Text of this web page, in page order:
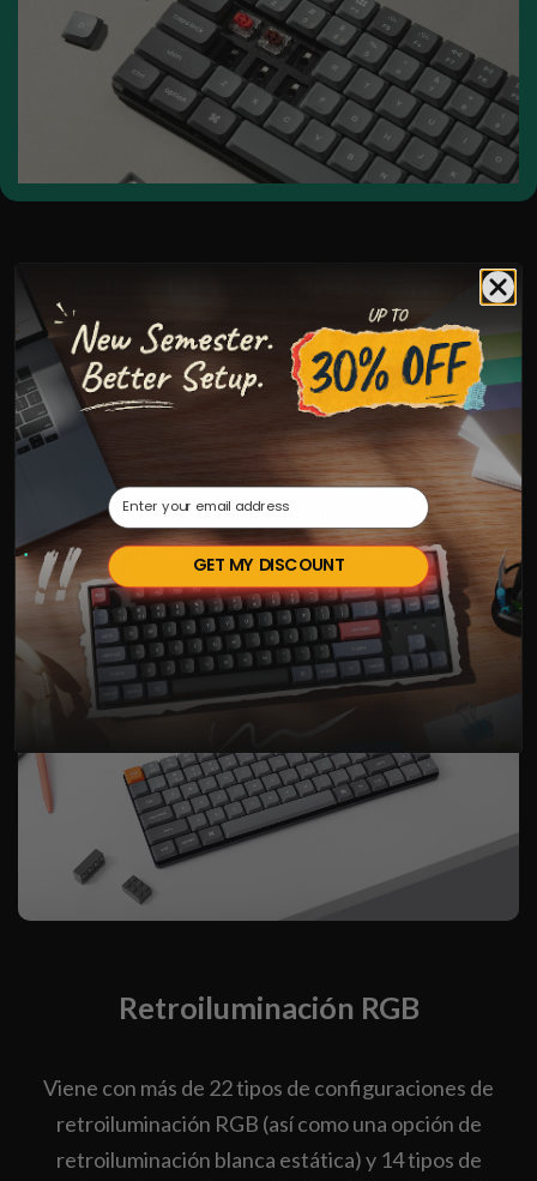
perfil bajo
Diseñado para una sensación de tipo premium, el K3
Max viene con nuestras exclusivas teclas PBT de
doble disparo que están hechas de material PBT
duradero y sin retroiluminación con excelente
resistencia al aceite para uso a largo plazo.
Retroiluminación RGB
Viene con más de 22 tipos de configuraciones de
retroiluminación RGB (así como una opción de
retroiluminación blanca estática) y 14 tipos de
Email
GET MY DISCOUNT